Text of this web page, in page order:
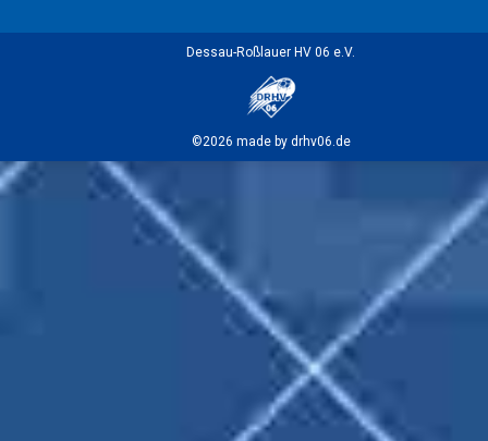
Dessau-Roßlauer HV 06 e.V.
©2026 made by drhv06.de